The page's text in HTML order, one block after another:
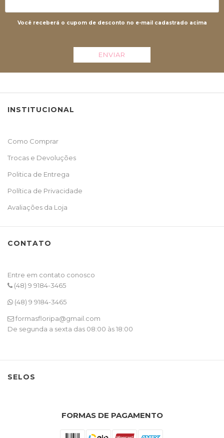
Você receberá o cupom de desconto no e-mail cadastrado acima
ENVIAR
INSTITUCIONAL
Como Comprar
Trocas e Devoluções
Politica de Entrega
Política de Privacidade
Avaliações da Loja
CONTATO
Entre em contato conosco
(48) 9 9184-3465
(48) 9 9184-3465
formasfloripa@gmail.com
De segunda a sexta das 08:00 às 18:00
SELOS
FORMAS DE PAGAMENTO